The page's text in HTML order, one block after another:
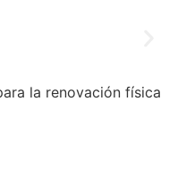
la renovación física